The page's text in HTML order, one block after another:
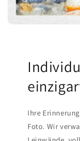
Ihre
Foto. Wir